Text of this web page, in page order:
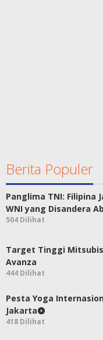
Berita Populer
Panglima TNI: Filipina
WNI yang Disandera
504 Dilihat
Target Tinggi
Avanza
444 Dilihat
Pesta Yoga
Jakarta
418 Dilihat